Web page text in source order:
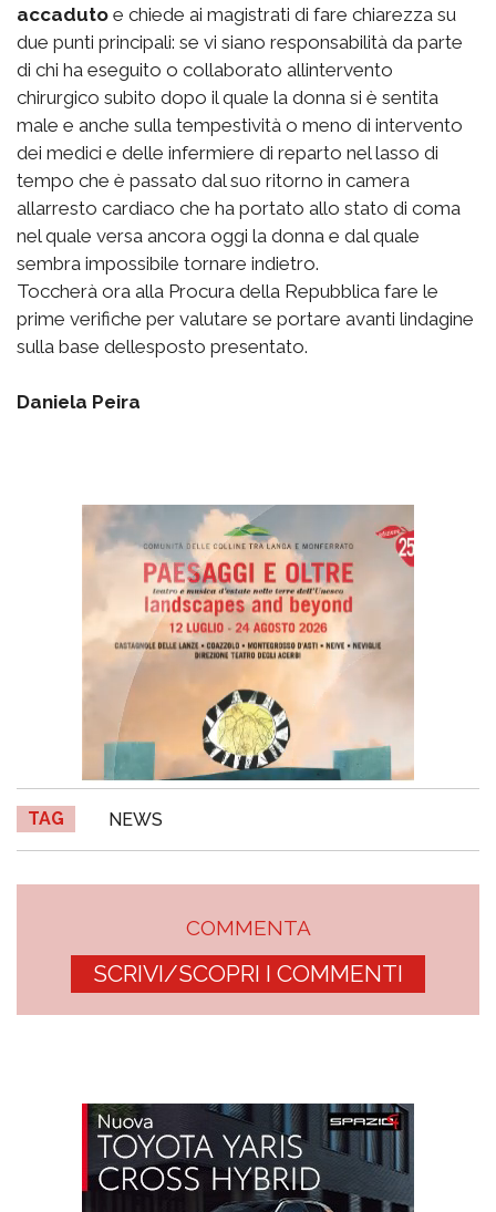
accaduto e chiede ai magistrati di fare chiarezza su
due punti principali: se vi siano responsabilità da parte
di chi ha eseguito o collaborato allintervento
chirurgico subito dopo il quale la donna si è sentita
male e anche sulla tempestività o meno di intervento
dei medici e delle infermiere di reparto nel lasso di
tempo che è passato dal suo ritorno in camera
allarresto cardiaco che ha portato allo stato di coma
nel quale versa ancora oggi la donna e dal quale
sembra impossibile tornare indietro.
Toccherà ora alla Procura della Repubblica fare le
prime verifiche per valutare se portare avanti lindagine
sulla base dellesposto presentato.
Daniela Peira
TAG NEWS
COMMENTA
SCRIVI/SCOPRI I COMMENTI